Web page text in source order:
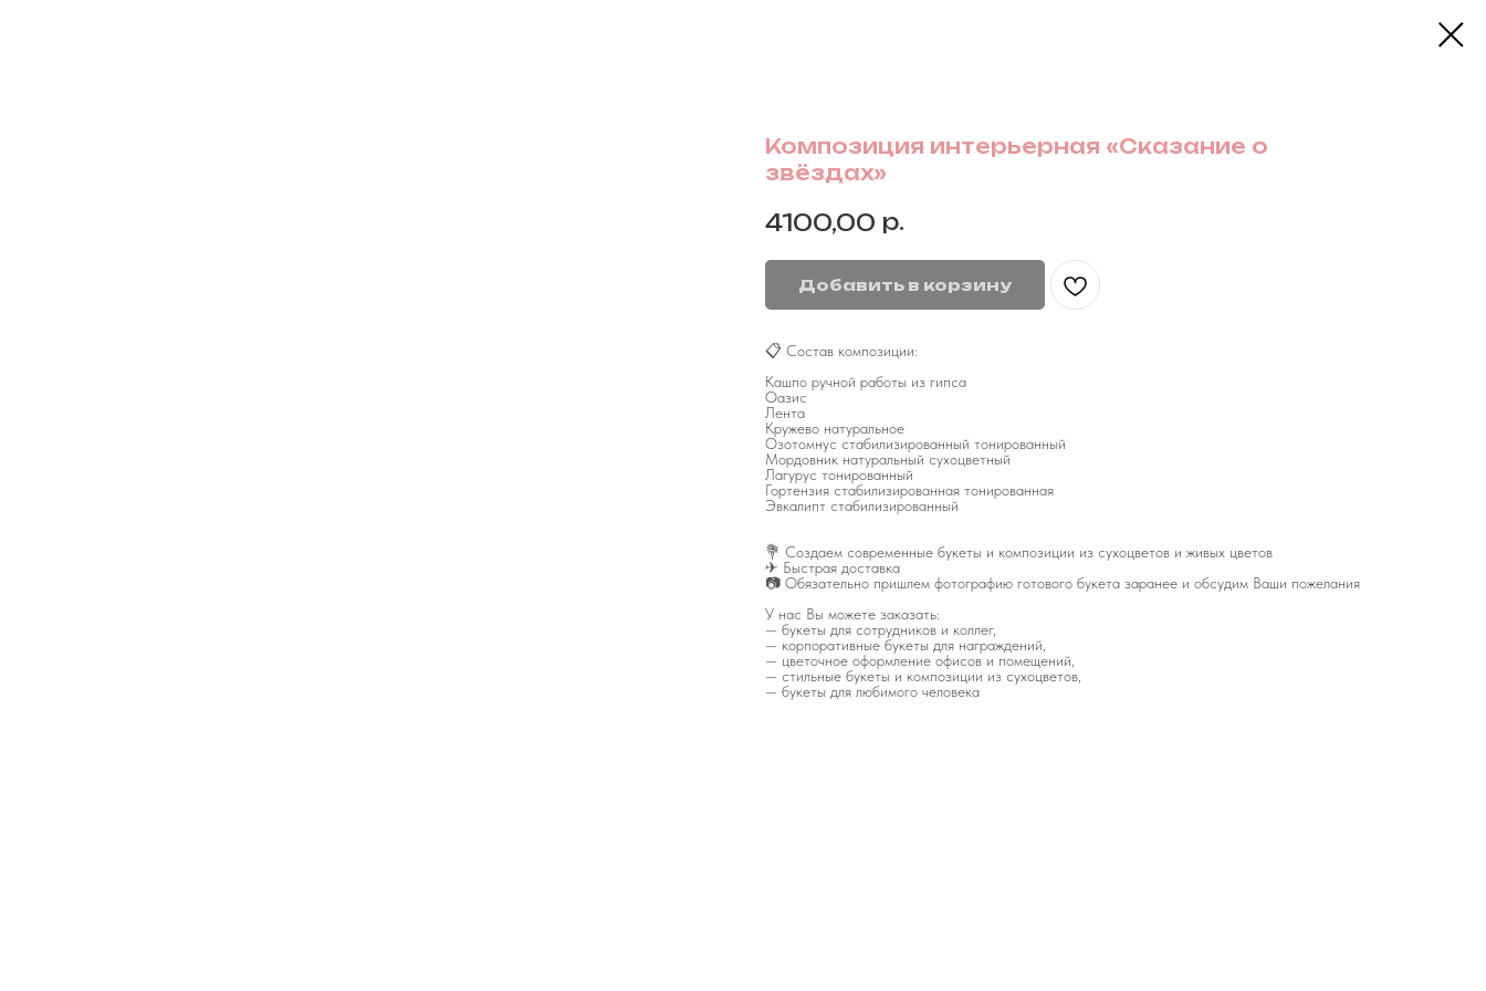
Композиция интерьерная «Сказание о
звёздах»
4100,00 р.
Добавить в корзину
📋 Состав композиции:
Кашпо ручной работы из гипса
Оазис
Лента
Кружево натуральное
Озотомнус стабилизированный тонированный
Мордовник натуральный сухоцветный
Лагурус тонированный
Гортензия стабилизированная тонированная
Эвкалипт стабилизированный
💐 Создаем современные букеты и композиции из сухоцветов и живых цветов
✈ Быстрая доставка
📷 Обязательно пришлем фотографию готового букета заранее и обсудим Ваши пожелания
У нас Вы можете заказать:
— букеты для сотрудников и коллег,
— корпоративные букеты для награждений,
— цветочное оформление офисов и помещений,
— стильные букеты и композиции из сухоцветов,
— букеты для любимого человека